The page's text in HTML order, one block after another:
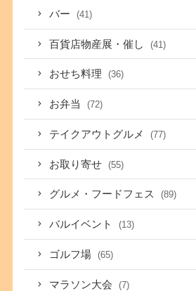
バー (41)
百貨店物産展・催し (41)
おせち料理 (36)
お弁当 (72)
テイクアウトグルメ (77)
お取り寄せ (55)
グルメ・フードフェス (89)
バルイベント (13)
ゴルフ場 (65)
マラソン大会 (7)